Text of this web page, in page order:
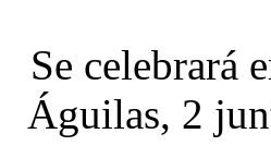
Se celebrará
Águilas, 2